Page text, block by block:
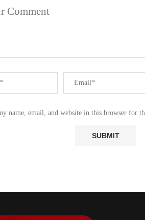
name, email, and website in this browser for